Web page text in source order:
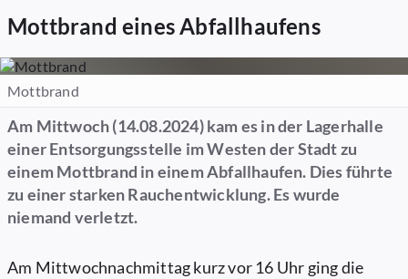
Mottbrand eines Abfallhaufens
Mottbrand
Am Mittwoch (14.08.2024) kam es in der Lagerhalle
einer Entsorgungsstelle im Westen der Stadt zu
einem Mottbrand in einem Abfallhaufen. Dies führte
zu einer starken Rauchentwicklung. Es wurde
niemand verletzt.
Am Mittwochnachmittag kurz vor 16 Uhr ging die